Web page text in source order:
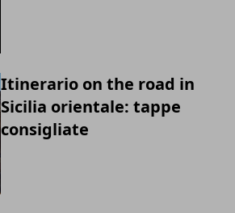
Itinerario on the road in
Sicilia orientale: tappe
consigliate